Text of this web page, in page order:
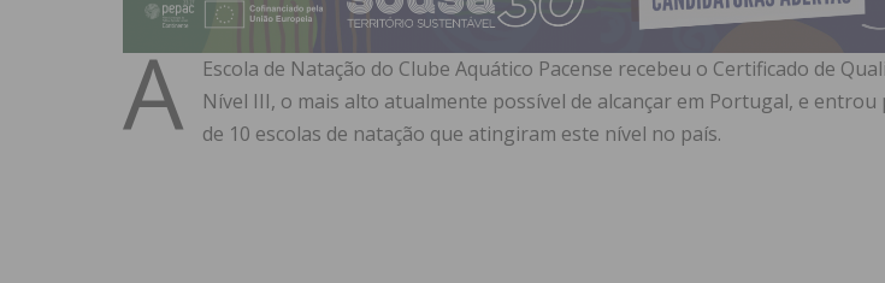
A
Escola de Natação do Clube Aquático Pacense recebeu o Certificado de
Nível III, o mais alto atualmente possível de alcançar em Portugal, e
de 10 escolas de natação que atingiram este nível no país.